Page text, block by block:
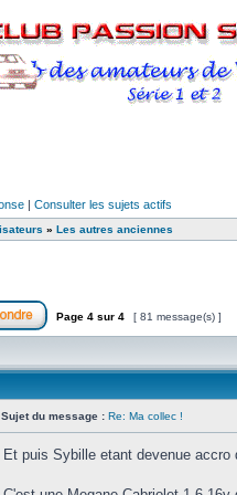
| Consulter les sujets actifs
» Les autres anciennes
Page 4 sur 4 [ 81 message(s) ]
Sujet du message : Re: Ma collec !
Et puis Sybille etant devenue